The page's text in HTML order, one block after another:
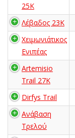
25K
Λέβαδος 23Κ
Χειμωνιάτικος
Ενιπέας
Artemisio
Trail 27K
Dirfys Trail
Ανάβαση
Τρελού